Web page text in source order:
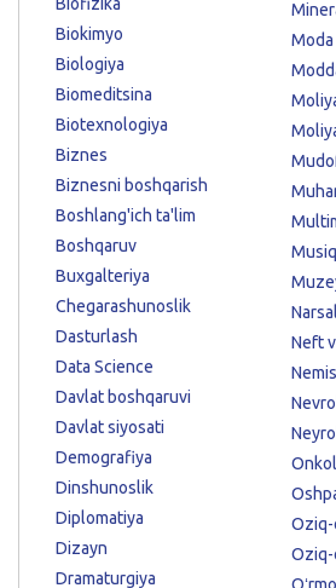
Biokimyo
Biologiya
Biomeditsina
Biotexnologiya
Biznes
Biznesni boshqarish
Boshlang'ich ta'lim
Boshqaruv
Buxgalteriya
Chegarashunoslik
Dasturlash
Data Science
Davlat boshqaruvi
Davlat siyosati
Demografiya
Dinshunoslik
Diplomatiya
Dizayn
Dramaturgiya
Moda
Neft
Oziq-